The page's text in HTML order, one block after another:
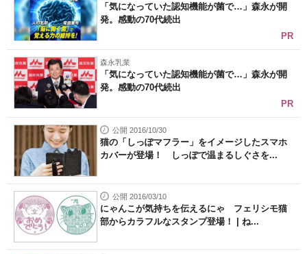
「気になっていた認知機能が菌で…」森永が開
発。感動の70代続出
PR
森永乳業
「気になっていた認知機能が菌で…」森永が開
発。感動の70代続出
PR
公開 2016/10/30
猫の「しっぽマフラー」をイメージしたスマホ
カバーが登場！ しっぽで温まるしぐさを...
公開 2016/03/10
にゃんこが気持ちを伝えるにゃ フェリシモ猫
部からカラフルなスタンプ登場！ | ね...